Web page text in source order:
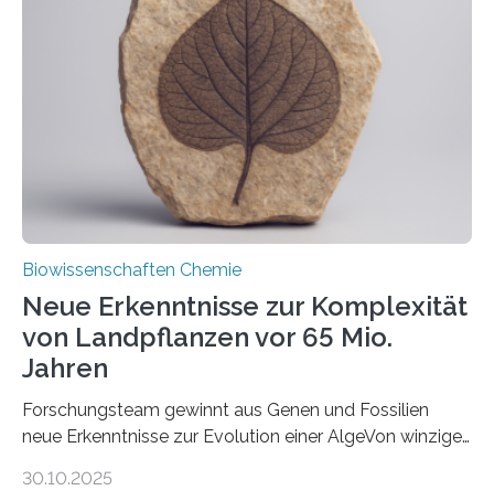
unbekannten Qualitätskontrollmechanismus des
peroxisomalen Proteintransports in der Bäckerhefe
Saccharomyces cerevisiae entdeckt, der für die
Funktionsfähigkeit der Organellen entscheidend ist. Die
Studie wurde am 28. Oktober 2025 in der
Fachzeitschrift…
Biowissenschaften Chemie
Neue Erkenntnisse zur Komplexität
von Landpflanzen vor 65 Mio.
Jahren
Forschungsteam gewinnt aus Genen und Fossilien
neue Erkenntnisse zur Evolution einer AlgeVon winzigen
Landpflanzen zählen zu den komplexesten
30.10.2025